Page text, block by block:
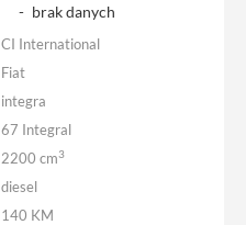
- brak danych
CI International
Fiat
integra
67 Integral
2200 cm3
diesel
140 KM